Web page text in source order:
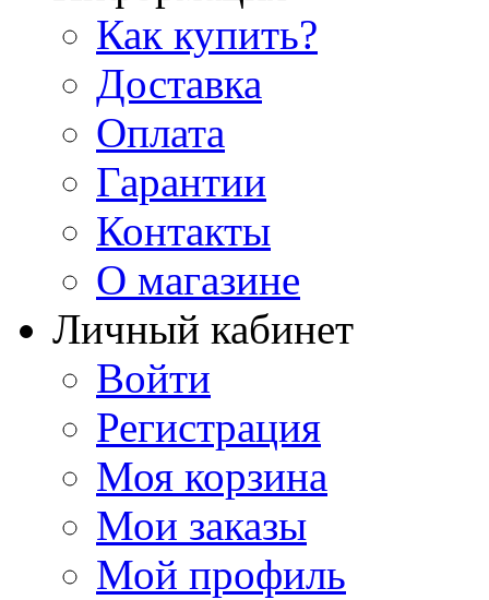
Как купить?
Доставка
Оплата
Гарантии
Контакты
О магазине
Личный кабинет
Войти
Регистрация
Моя корзина
Мои заказы
Мой профиль